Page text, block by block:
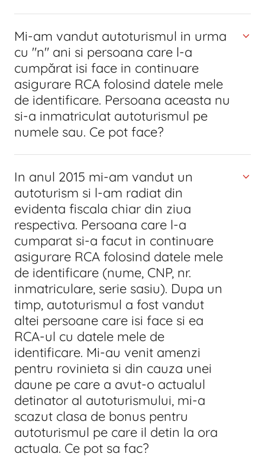
Mi-am vandut autoturismul in urma
cu "n" ani si persoana care l-a
cumpărat isi face in continuare
asigurare RCA folosind datele mele
de identificare. Persoana aceasta nu
si-a inmatriculat autoturismul pe
numele sau. Ce pot face?
In anul 2015 mi-am vandut un
autoturism si l-am radiat din
evidenta fiscala chiar din ziua
respectiva. Persoana care l-a
cumparat si-a facut in continuare
asigurare RCA folosind datele mele
de identificare (nume, CNP, nr.
inmatriculare, serie sasiu). Dupa un
timp, autoturismul a fost vandut
altei persoane care isi face si ea
RCA-ul cu datele mele de
identificare. Mi-au venit amenzi
pentru rovinieta si din cauza unei
daune pe care a avut-o actualul
detinator al autoturismului, mi-a
scazut clasa de bonus pentru
autoturismul pe care il detin la ora
actuala. Ce pot sa fac?